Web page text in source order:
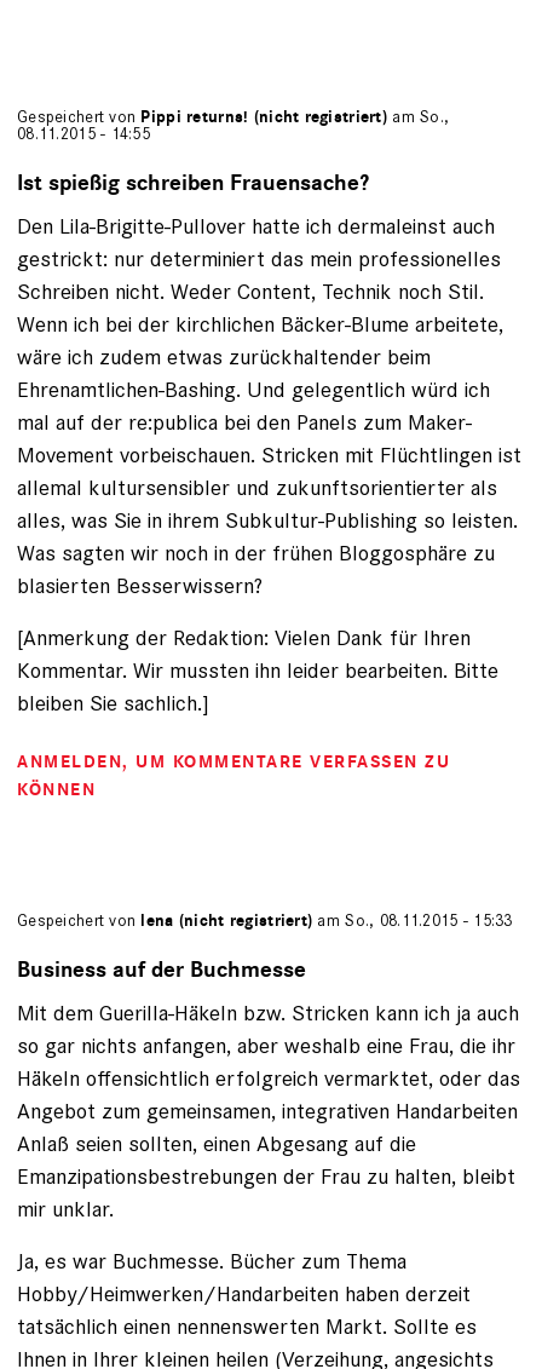
Gespeichert von Pippi returns! (nicht registriert) am So.,
08.11.2015 - 14:55
Ist spießig schreiben Frauensache?
Den Lila-Brigitte-Pullover hatte ich dermaleinst auch
gestrickt: nur determiniert das mein professionelles
Schreiben nicht. Weder Content, Technik noch Stil.
Wenn ich bei der kirchlichen Bäcker-Blume arbeitete,
wäre ich zudem etwas zurückhaltender beim
Ehrenamtlichen-Bashing. Und gelegentlich würd ich
mal auf der re:publica bei den Panels zum Maker-
Movement vorbeischauen. Stricken mit Flüchtlingen ist
allemal kultursensibler und zukunftsorientierter als
alles, was Sie in ihrem Subkultur-Publishing so leisten.
Was sagten wir noch in der frühen Bloggosphäre zu
blasierten Besserwissern?
[Anmerkung der Redaktion: Vielen Dank für Ihren
Kommentar. Wir mussten ihn leider bearbeiten. Bitte
bleiben Sie sachlich.]
ANMELDEN, UM KOMMENTARE VERFASSEN ZU
KÖNNEN
Gespeichert von lena (nicht registriert) am So., 08.11.2015 - 15:33
Business auf der Buchmesse
Mit dem Guerilla-Häkeln bzw. Stricken kann ich ja auch
so gar nichts anfangen, aber weshalb eine Frau, die ihr
Häkeln offensichtlich erfolgreich vermarktet, oder das
Angebot zum gemeinsamen, integrativen Handarbeiten
Anlaß seien sollten, einen Abgesang auf die
Emanzipationsbestrebungen der Frau zu halten, bleibt
mir unklar.
Ja, es war Buchmesse. Bücher zum Thema
Hobby/Heimwerken/Handarbeiten haben derzeit
tatsächlich einen nennenswerten Markt. Sollte es
Ihnen in Ihrer kleinen heilen (Verzeihung, angesichts